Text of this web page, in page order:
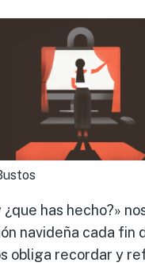
¿que has hecho?»
navideña cada fin
obliga recordar y